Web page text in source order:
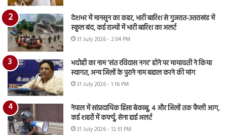
देशभर में मानसून का कहर, भारी बारिश से गुजरात-उत्तराखंड में
स्कूल बंद, कई राज्यों में भारी बारिश का अलर्ट
31 July 2026 - 2:04 PM
भदोही का नाम ‘संत रविदास नगर’ होने पर मायावती ने किया
स्वागत, अन्य जिलों के पुराने नाम बहाल करने की मांग
31 July 2026 - 1:16 PM
नेपाल में सांप्रदायिक हिंसा बेकाबू, 4 और जिलों तक फैली आग,
कई शहरों में कर्फ्यू, सेना हाई अलर्ट
31 July 2026 - 12:51 PM